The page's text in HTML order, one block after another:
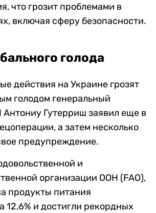
что грозит проблемами в
включая сферу безопасности.
голода
действия на Украине грозят
голодом генеральный
Антониу Гутерриш заявил еще в
а затем несколько
предупреждение.
и
организации ООН (FAO),
продукты питания
12,6% и достигли рекордных